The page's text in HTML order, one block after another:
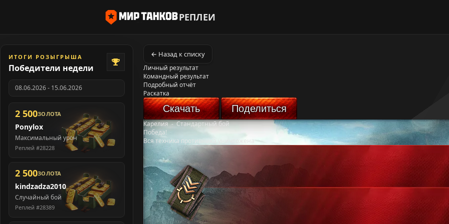
РЕПЛЕИ
ИТОГИ РОЗЫГРЫША
Победители недели
08.06.2026 - 15.06.2026
2 500ЗОЛОТА
Ponylox
Максимальный урон
Реплей #28228
2 500ЗОЛОТА
kindzadza2010
Случайный бой
Реплей #28389
← Назад к списку
Личный результат
Командный результат
Подробный отчёт
Раскатка
Скачать Поделиться
Карелия-Стандартный бой
Победа!
Вся техника противника уничтожена